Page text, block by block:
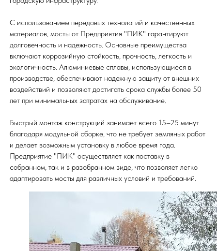
С использованием передовых технологий и качественных
материалов, мосты от Предприятия "ПИК" гарантируют
долговечность и надежность. Основные преимущества
включают коррозийную стойкость, прочность, легкость и
экологичность. Алюминиевые сплавы, использующиеся в
производстве, обеспечивают надежную защиту от внешних
воздействий и позволяют достигать срока службы более 50
лет при минимальных затратах на обслуживание.
Быстрый монтаж конструкций занимает всего 15–25 минут
благодаря модульной сборке, что не требует земляных работ
и делает возможным установку в любое время года.
Предприятие "ПИК" осуществляет как поставку в
собранном, так и в разобранном виде, что позволяет легко
адаптировать мосты для различных условий и требований.